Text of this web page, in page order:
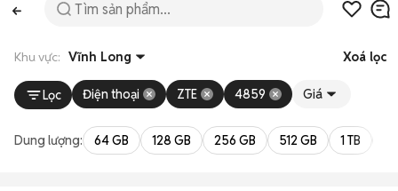
Khu vực: Vĩnh Long Xoá lọc
Lọc Điện thoại ZTE 4859 Giá
Dung lượng: 64 GB 128 GB 256 GB 512 GB 1 TB